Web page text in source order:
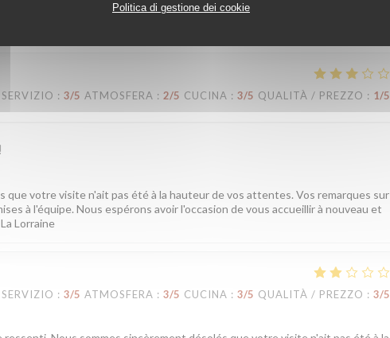
Politica di gestione dei cookie
l'ambiance et le rapport qualité-prix vous aient conquise. Nous notons
L'équipe de la Brasserie La Lorraine.
SERVIZIO : 3/5 ATMOSFERA : 2/5 CUCINA : 3/5 QUALITÀ / PREZZO : 1/5
votre visite n'ait pas été à la hauteur de vos attentes. Vos remarques sur
à l'équipe. Nous espérons avoir l'occasion de vous accueillir à nouveau et
Lorraine
SERVIZIO : 3/5 ATMOSFERA : 3/5 CUCINA : 3/5 QUALITÀ / PREZZO : 3/5